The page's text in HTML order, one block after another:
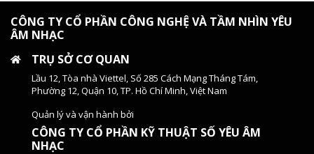
CÔNG TY CỔ PHẦN CÔNG NGHỆ VÀ TẦM NHÌN YÊU
ÂM NHẠC
TRỤ SỞ CƠ QUAN
Lầu 12, Tòa nhà Viettel, Số 285 Cách Mạng Tháng Tám,
Phường 12, Quận 10, TP. Hồ Chí Minh, Việt Nam
Quản lý và vận hành bởi
CÔNG TY CỔ PHẦN KỸ THUẬT SỐ YÊU ÂM
NHẠC